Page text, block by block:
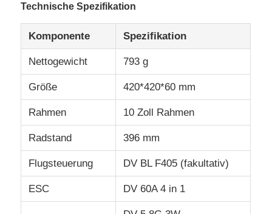
Industrie-Drohnen
Landwirtschafts-Sprühbrummen
FPV -Drohne
Drohnenteile
Antibrummengerät
Wärmebildzielfernrohr
Technische Spezifikation
Komponente Spezifikation
Nettogewicht 793 g
Größe 420*420*60 mm
Rahmen 10 Zoll Rahmen
Radstand 396 mm
Flugsteuerung DV BL F405 (fakultativ)
ESC DV 60A 4 in 1